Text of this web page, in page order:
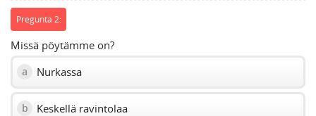
Pregunta 2:
Missä pöytämme on?
a Nurkassa
b Keskellä ravintolaa